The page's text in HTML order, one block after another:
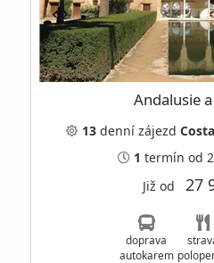
Andalusie
13 denní zájezd
1 termín od
Již od 27
doprava
autokarem